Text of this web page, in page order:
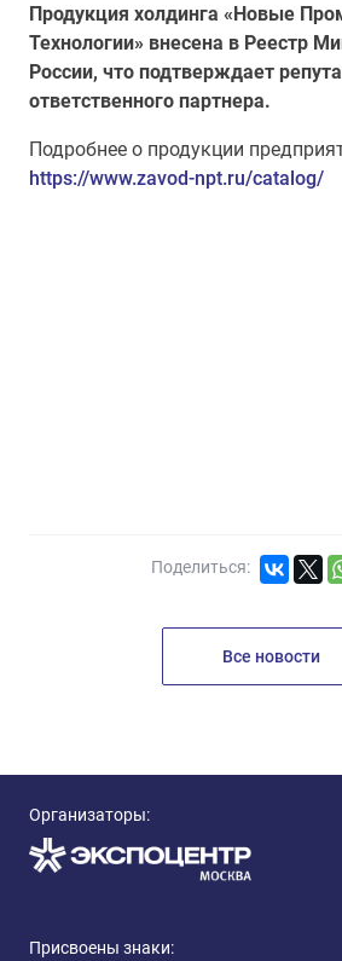
Продукция холдинга «Новые
Технологии» внесена в Реестр
России, что подтверждает
ответственного партнера.
Подробнее о продукции
https://www.zavod-npt.ru/catalog/
Поделиться:
Все новости
Организаторы:
Присвоены знаки: